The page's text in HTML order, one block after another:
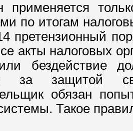
применяется
по итогам
претензионный
акты налоговых
бездействие
за защитой
обязан
Такое